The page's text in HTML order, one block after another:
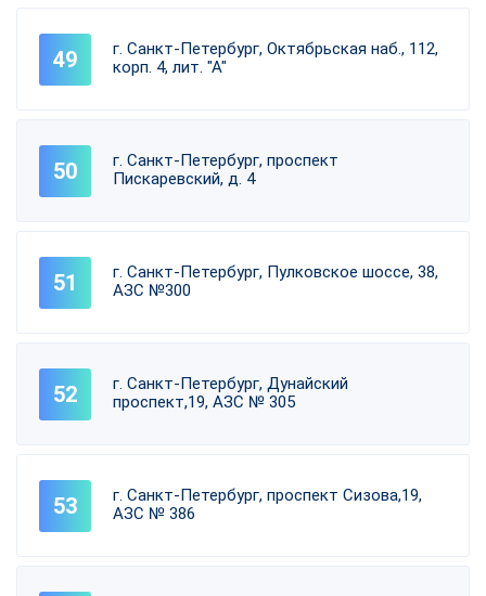
г. Санкт-Петербург, Октябрьская наб., 112,
корп. 4, лит. "А"
г. Санкт-Петербург, проспект
Пискаревский, д. 4
г. Санкт-Петербург, Пулковское шоссе, 38,
АЗС №300
г. Санкт-Петербург, Дунайский
проспект,19, АЗС № 305
г. Санкт-Петербург, проспект Сизова,19,
АЗС № 386